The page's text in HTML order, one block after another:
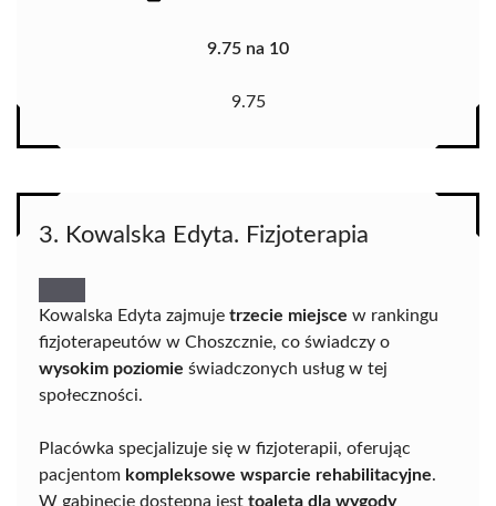
9.75 na 10
9.75
3. Kowalska Edyta. Fizjoterapia
Kowalska Edyta zajmuje trzecie miejsce w rankingu
fizjoterapeutów w Choszcznie, co świadczy o
wysokim poziomie świadczonych usług w tej
społeczności.
Placówka specjalizuje się w fizjoterapii, oferując
pacjentom kompleksowe wsparcie rehabilitacyjne.
W gabinecie dostępna jest toaleta dla wygody